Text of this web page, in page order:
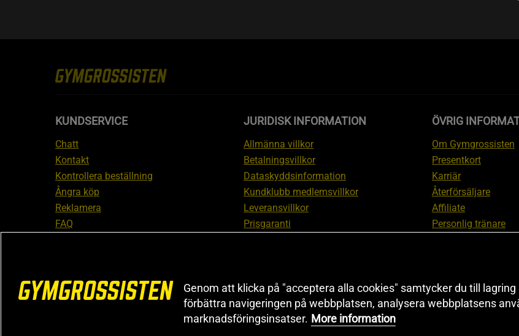
KUNDSERVICE
Chatt
Kontakt
Kontrollera beställning
Ångra köp
Reklamera
FAQ
JURIDISK INFORMATION
Allmänna villkor
Betalningsvillkor
Dataskyddsinformation
Kundklubb medlemsvillkor
Leveransvillkor
Prisgaranti
ÖVRIG
Om Gymgrossisten
Presentkort
Karriär
Återförsäljare
Affiliate
Personlig tränare
Black Friday
Artiklar & Övningar
Genom att klicka på "acceptera alla cookies" samtycker du till
förbättra navigeringen på webbplatsen, analysera webbplatsens
marknadsföringsinsatser. More information